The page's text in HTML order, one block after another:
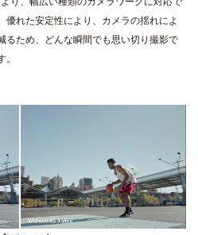
優れた安定性により、カメラの揺れによ
るため、どんな瞬間でも思い切り撮影で